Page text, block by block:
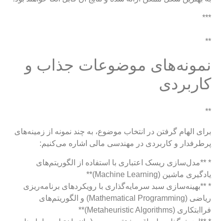
***
**
نمونه‌های موضوعات جذاب و
کاربردی
**
برای الهام گرفتن در انتخاب موضوع، به چند نمونه از زمینه‌های
پرطرفدار و کاربردی در مهندسی مالی اشاره می‌کنیم:
* **مدل‌سازی ریسک اعتباری با استفاده از الگوریتم‌های
یادگیری ماشین (Machine Learning)**
* **بهینه‌سازی سبد سرمایه‌گذاری با رویکردهای برنامه‌ریزی
ریاضی (Mathematical Programming) و الگوریتم‌های
فراابتکاری (Metaheuristic Algorithms)**